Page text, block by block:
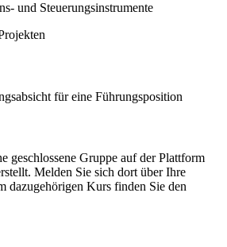
und Steuerungsinstrumente
für eine Führungsposition
geschlossene Gruppe auf der Plattform
Melden Sie sich dort über Ihre
dazugehörigen Kurs finden Sie den